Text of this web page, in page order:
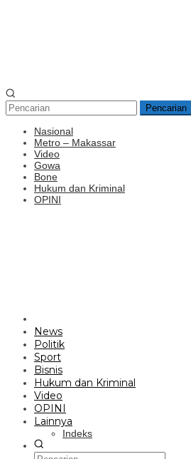
Pencarian
Nasional
Metro – Makassar
Video
Gowa
Bone
Hukum dan Kriminal
OPINI
News
Politik
Sport
Bisnis
Hukum dan Kriminal
Video
OPINI
Lainnya
Indeks